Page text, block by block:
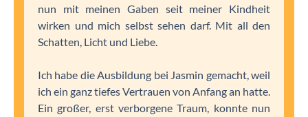
nun mit meinen Gaben seit meiner Kindheit
wirken und mich selbst sehen darf. Mit all den
Schatten, Licht und Liebe.
Ich habe die Ausbildung bei Jasmin gemacht, weil
ich ein ganz tiefes Vertrauen von Anfang an hatte.
Ein großer, erst verborgene Traum, konnte nun